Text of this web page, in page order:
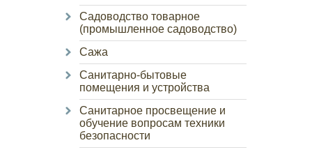
Садоводство товарное
(промышленное садоводство)
Сажа
Санитарно-бытовые
помещения и устройства
Санитарное просвещение и
обучение вопросам техники
безопасности